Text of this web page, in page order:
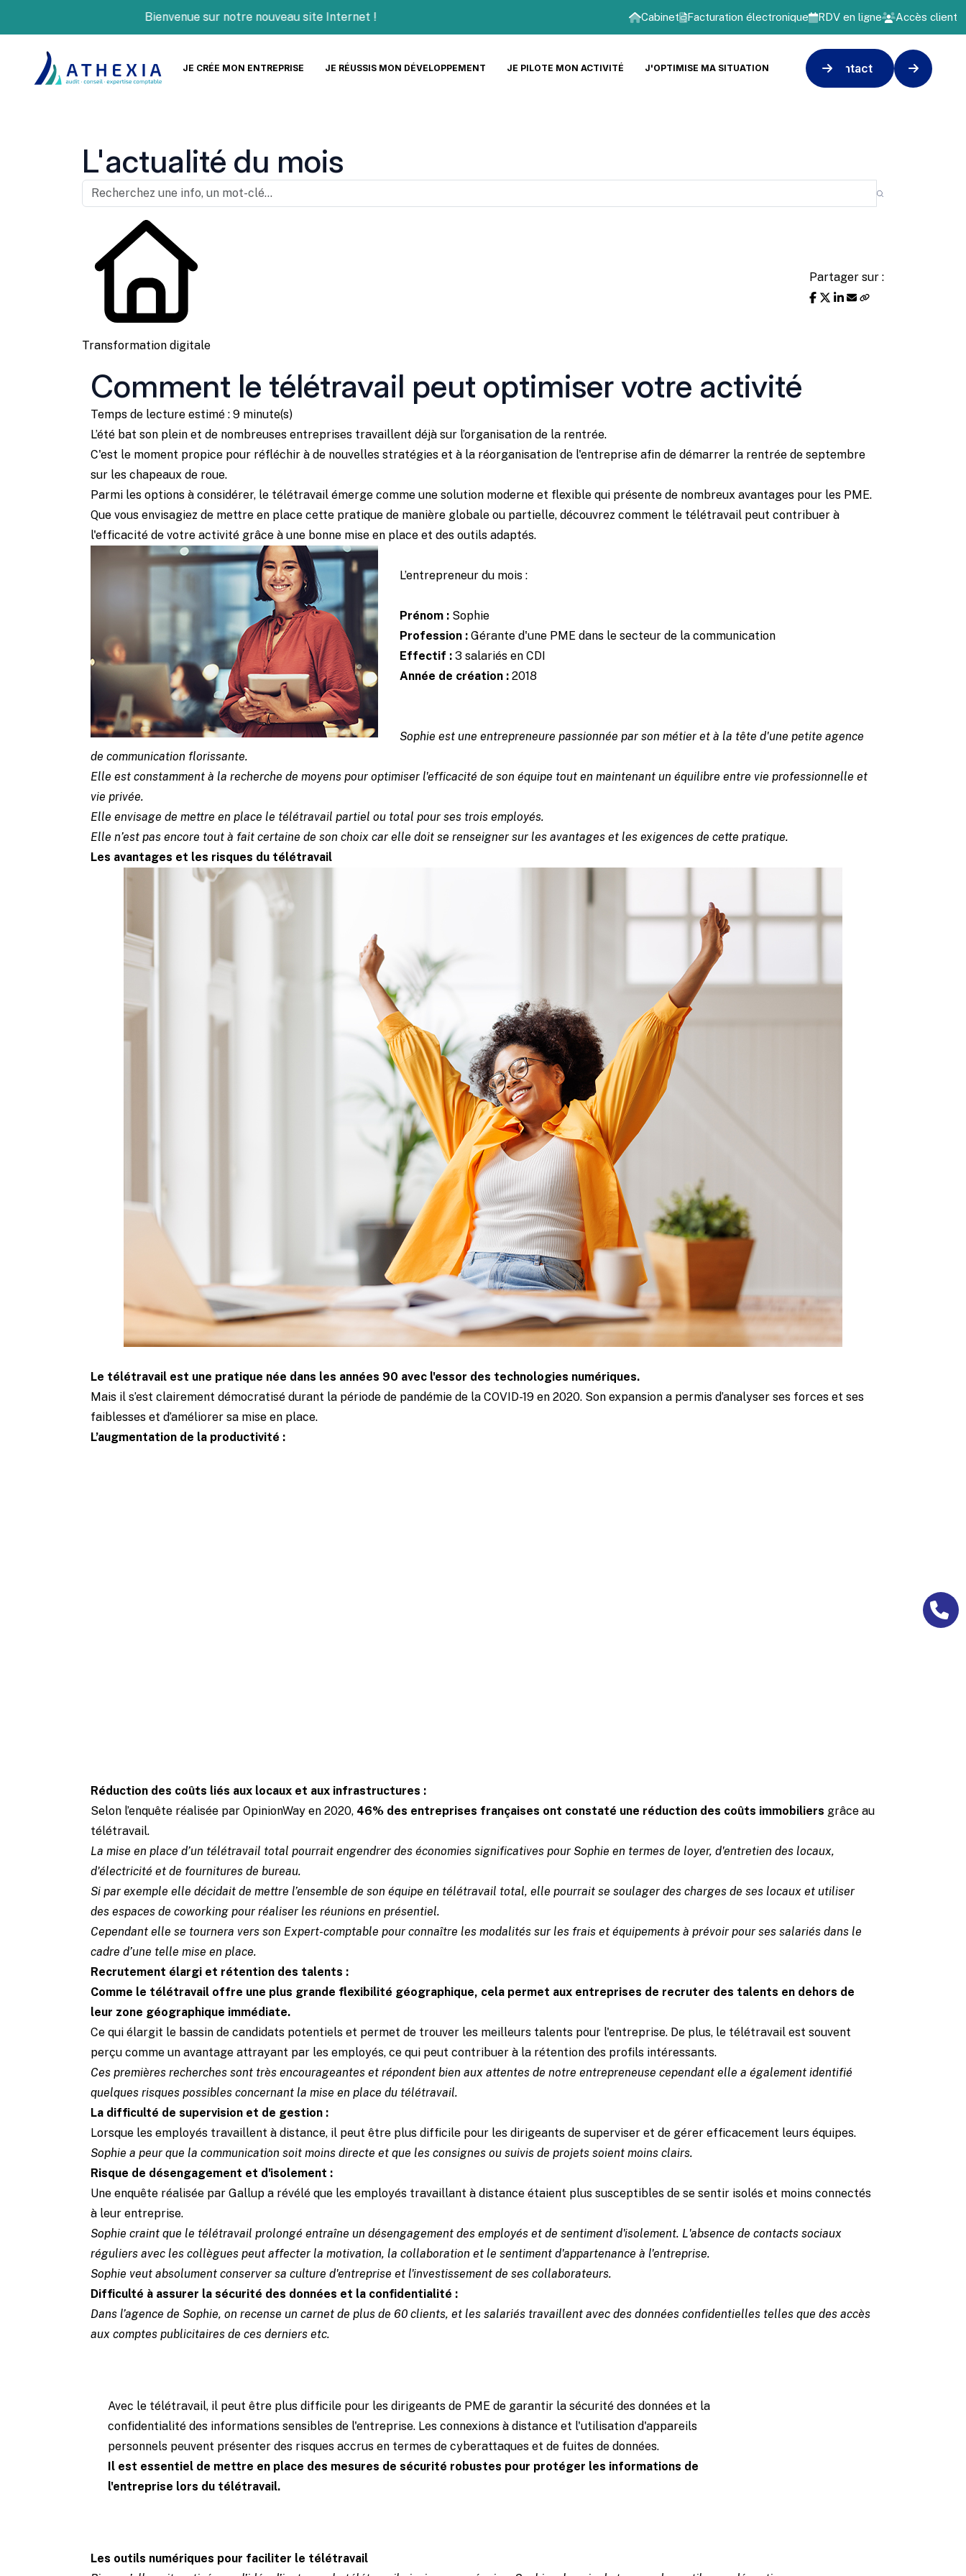
Bienvenue sur notre nouveau site Internet ! Cabinet Facturation électronique RDV en ligne Accès client
JE CRÉE MON ENTREPRISE JE RÉUSSIS MON DÉVELOPPEMENT JE PILOTE MON ACTIVITÉ J'OPTIMISE MA SITUATION Contact
L'actualité du mois
Transformation digitale
Partager sur :
Comment le télétravail peut optimiser votre activité
Temps de lecture estimé : 9 minute(s)
L’été bat son plein et de nombreuses entreprises travaillent déjà sur l’organisation de la rentrée.
C'est le moment propice pour réfléchir à de nouvelles stratégies et à la réorganisation de l'entreprise afin de démarrer la rentrée de septembre
sur les chapeaux de roue.
Parmi les options à considérer, le télétravail émerge comme une solution moderne et flexible qui présente de nombreux avantages pour les PME.
Que vous envisagiez de mettre en place cette pratique de manière globale ou partielle, découvrez comment le télétravail peut contribuer à
l'efficacité de votre activité grâce à une bonne mise en place et des outils adaptés.
L’entrepreneur du mois :
Prénom : Sophie
Profession : Gérante d'une PME dans le secteur de la communication
Effectif : 3 salariés en CDI
Année de création : 2018
Sophie est une entrepreneure passionnée par son métier et à la tête d'une petite agence
de communication florissante.
Elle est constamment à la recherche de moyens pour optimiser l'efficacité de son équipe tout en maintenant un équilibre entre vie professionnelle et
vie privée.
Elle envisage de mettre en place le télétravail partiel ou total pour ses trois employés.
Elle n’est pas encore tout à fait certaine de son choix car elle doit se renseigner sur les avantages et les exigences de cette pratique.
Les avantages et les risques du télétravail
Le télétravail est une pratique née dans les années 90 avec l'essor des technologies numériques.
Mais il s’est clairement démocratisé durant la période de pandémie de la COVID-19 en 2020. Son expansion a permis d’analyser ses forces et ses
faiblesses et d’améliorer sa mise en place.
L’augmentation de la productivité :
Réduction des coûts liés aux locaux et aux infrastructures :
Selon l’enquête réalisée par OpinionWay en 2020, 46% des entreprises françaises ont constaté une réduction des coûts immobiliers grâce au
télétravail.
La mise en place d’un télétravail total pourrait engendrer des économies significatives pour Sophie en termes de loyer, d'entretien des locaux,
d'électricité et de fournitures de bureau.
Si par exemple elle décidait de mettre l’ensemble de son équipe en télétravail total, elle pourrait se soulager des charges de ses locaux et utiliser
des espaces de coworking pour réaliser les réunions en présentiel.
Cependant elle se tournera vers son Expert-comptable pour connaître les modalités sur les frais et équipements à prévoir pour ses salariés dans le
cadre d’une telle mise en place.
Recrutement élargi et rétention des talents :
Comme le télétravail offre une plus grande flexibilité géographique, cela permet aux entreprises de recruter des talents en dehors de
leur zone géographique immédiate.
Ce qui élargit le bassin de candidats potentiels et permet de trouver les meilleurs talents pour l'entreprise. De plus, le télétravail est souvent
perçu comme un avantage attrayant par les employés, ce qui peut contribuer à la rétention des profils intéressants.
Ces premières recherches sont très encourageantes et répondent bien aux attentes de notre entrepreneuse cependant elle a également identifié
quelques risques possibles concernant la mise en place du télétravail.
La difficulté de supervision et de gestion :
Lorsque les employés travaillent à distance, il peut être plus difficile pour les dirigeants de superviser et de gérer efficacement leurs équipes.
Sophie a peur que la communication soit moins directe et que les consignes ou suivis de projets soient moins clairs.
Risque de désengagement et d'isolement :
Une enquête réalisée par Gallup a révélé que les employés travaillant à distance étaient plus susceptibles de se sentir isolés et moins connectés
à leur entreprise.
Sophie craint que le télétravail prolongé entraîne un désengagement des employés et de sentiment d'isolement. L'absence de contacts sociaux
réguliers avec les collègues peut affecter la motivation, la collaboration et le sentiment d'appartenance à l'entreprise.
Sophie veut absolument conserver sa culture d'entreprise et l'investissement de ses collaborateurs.
Difficulté à assurer la sécurité des données et la confidentialité :
Dans l’agence de Sophie, on recense un carnet de plus de 60 clients, et les salariés travaillent avec des données confidentielles telles que des accès
aux comptes publicitaires de ces derniers etc.
Avec le télétravail, il peut être plus difficile pour les dirigeants de PME de garantir la sécurité des données et la
confidentialité des informations sensibles de l'entreprise. Les connexions à distance et l'utilisation d'appareils
personnels peuvent présenter des risques accrus en termes de cyberattaques et de fuites de données.
Il est essentiel de mettre en place des mesures de sécurité robustes pour protéger les informations de
l'entreprise lors du télétravail.
Les outils numériques pour faciliter le télétravail